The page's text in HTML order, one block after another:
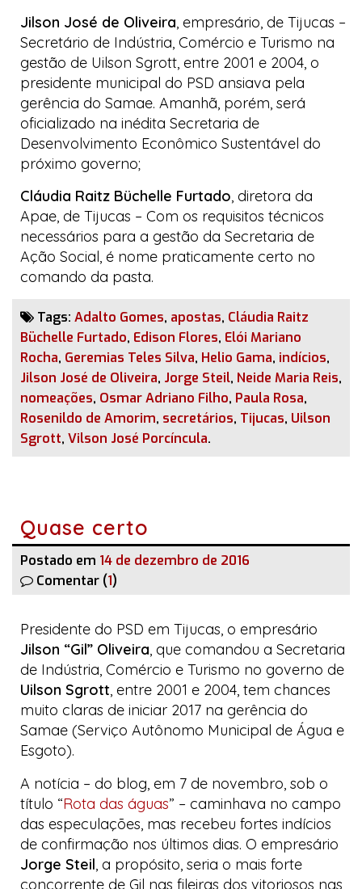
Jilson José de Oliveira, empresário, de Tijucas –
Secretário de Indústria, Comércio e Turismo na
gestão de Uilson Sgrott, entre 2001 e 2004, o
presidente municipal do PSD ansiava pela
gerência do Samae. Amanhã, porém, será
oficializado na inédita Secretaria de
Desenvolvimento Econômico Sustentável do
próximo governo;
Cláudia Raitz Büchelle Furtado, diretora da
Apae, de Tijucas – Com os requisitos técnicos
necessários para a gestão da Secretaria de
Ação Social, é nome praticamente certo no
comando da pasta.
Tags: Adalto Gomes, apostas, Cláudia Raitz
Büchelle Furtado, Edison Flores, Elói Mariano
Rocha, Geremias Teles Silva, Helio Gama, indícios,
Jilson José de Oliveira, Jorge Steil, Neide Maria Reis,
nomeações, Osmar Adriano Filho, Paula Rosa,
Rosenildo de Amorim, secretários, Tijucas, Uilson
Sgrott, Vilson José Porcíncula.
Quase certo
Postado em 14 de dezembro de 2016
Comentar (1)
Presidente do PSD em Tijucas, o empresário
Jilson “Gil” Oliveira, que comandou a Secretaria
de Indústria, Comércio e Turismo no governo de
Uilson Sgrott, entre 2001 e 2004, tem chances
muito claras de iniciar 2017 na gerência do
Samae (Serviço Autônomo Municipal de Água e
Esgoto).
A notícia – do blog, em 7 de novembro, sob o
título “Rota das águas” – caminhava no campo
das especulações, mas recebeu fortes indícios
de confirmação nos últimos dias. O empresário
Jorge Steil, a propósito, seria o mais forte
concorrente de Gil nas fileiras dos vitoriosos nas